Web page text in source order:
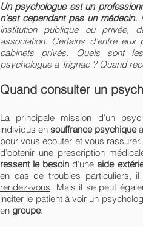
Un psychologue est un
n’est cependant pas un médecin.
institution publique ou privée,
association. Certains d’entre
cabinets privés. Quels sont
psychologue à Trignac ? Quand
Quand consulter un
La principale mission d’un
individus en souffrance psychique
pour vous écouter et vous
d’obtenir une prescription
ressent le besoin d’uneaide
en cas de troubles particuliers,
rendez-vous. Mais il se peut
inciter le patient à voir un
en groupe.